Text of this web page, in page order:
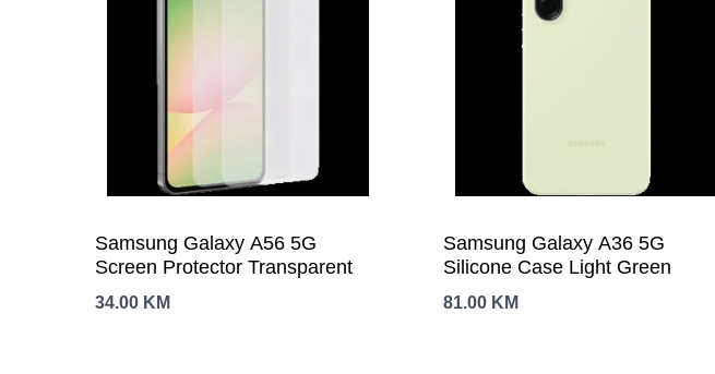
Samsung Galaxy A56 5G
Screen Protector Transparent
34.00 KM
Samsung Galaxy A36 5G
Silicone Case Light Green
81.00 KM